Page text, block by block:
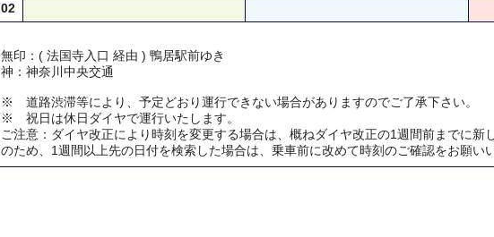
02
無印：( 法国寺入口 経由 ) 鴨居駅前ゆき
神：神奈川中央交通
※ 道路渋滞等により、予定どおり運行できない場合がありますのでご了承下さい。
※ 祝日は休日ダイヤで運行いたします。
ご注意：ダイヤ改正により時刻を変更する場合は、概ねダイヤ改正の1週間前までに新
のため、1週間以上先の日付を検索した場合は、乗車前に改めて時刻のご確認をお願い